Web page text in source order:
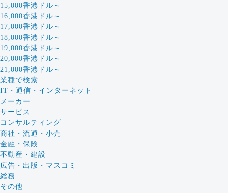
15,000香港ドル～
16,000香港ドル～
17,000香港ドル～
18,000香港ドル～
19,000香港ドル～
20,000香港ドル～
21,000香港ドル～
業種で検索
IT・通信・インターネット
メーカー
サービス
コンサルティング
商社・流通・小売
金融・保険
不動産・建設
広告・出版・マスコミ
総務
その他